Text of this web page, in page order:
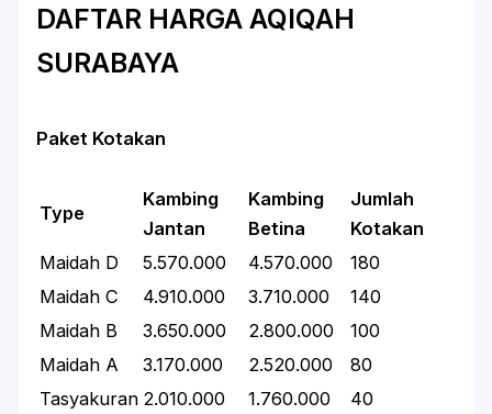
DAFTAR HARGA AQIQAH
SURABAYA
Paket Kotakan
Type
Kambing
Jantan
Kambing
Betina
Jumlah
Kotakan
Maidah D
5.570.000 4.570.000
180
Maidah C
4.910.000 3.710.000
140
Maidah B
3.650.000 2.800.000
100
Maidah A
3.170.000 2.520.000
80
Tasyakuran 2.010.000 1.760.000 40